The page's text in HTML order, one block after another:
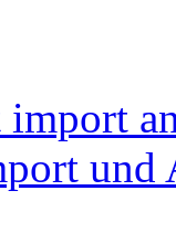
import